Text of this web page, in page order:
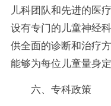
儿科团队和先进的医
设有专门的儿童神经
供全面的诊断和治疗
能够为每位儿童量身
六、专科政策